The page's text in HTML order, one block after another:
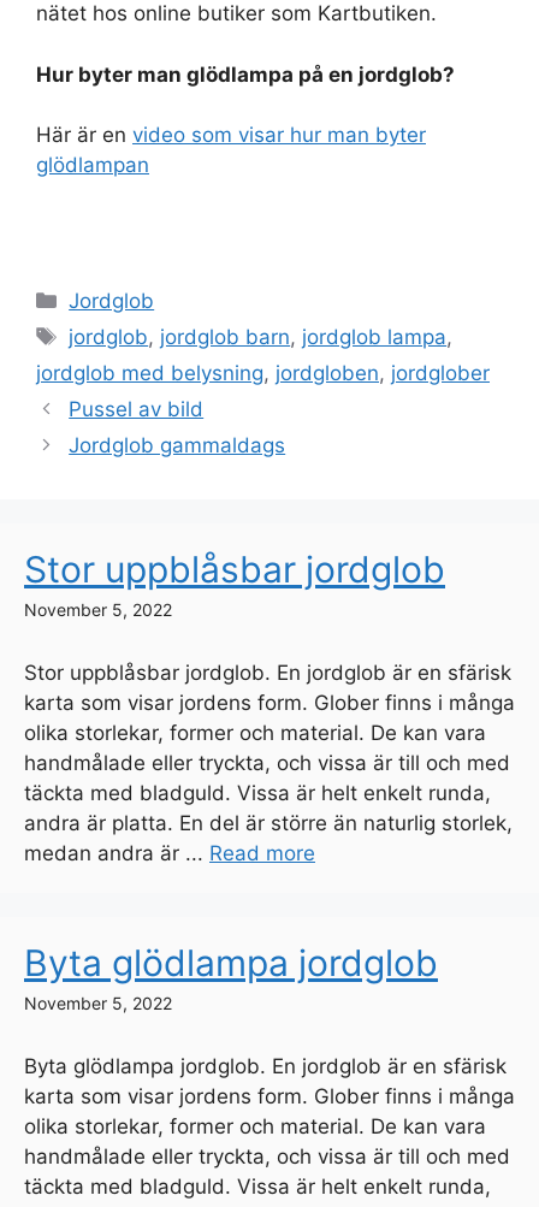
nätet hos online butiker som Kartbutiken.
Hur byter man glödlampa på en jordglob?
Här är en video som visar hur man byter
glödlampan
Categories
Jordglob
Tags
jordglob, jordglob barn, jordglob lampa,
jordglob med belysning, jordgloben, jordglober
Pussel av bild
Jordglob gammaldags
Stor uppblåsbar jordglob
November 5, 2022
Stor uppblåsbar jordglob. En jordglob är en sfärisk
karta som visar jordens form. Glober finns i många
olika storlekar, former och material. De kan vara
handmålade eller tryckta, och vissa är till och med
täckta med bladguld. Vissa är helt enkelt runda,
andra är platta. En del är större än naturlig storlek,
medan andra är ... Read more
Byta glödlampa jordglob
November 5, 2022
Byta glödlampa jordglob. En jordglob är en sfärisk
karta som visar jordens form. Glober finns i många
olika storlekar, former och material. De kan vara
handmålade eller tryckta, och vissa är till och med
täckta med bladguld. Vissa är helt enkelt runda,